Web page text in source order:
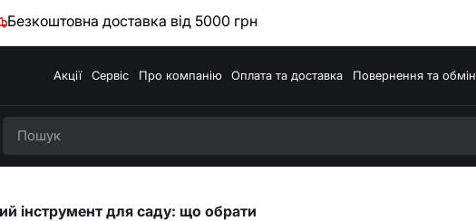
Безкоштовна доставка від 5000 грн
Акції Сервіс Про компанію Оплата та доставка Повернення та обмін
інструмент для саду: що обрати